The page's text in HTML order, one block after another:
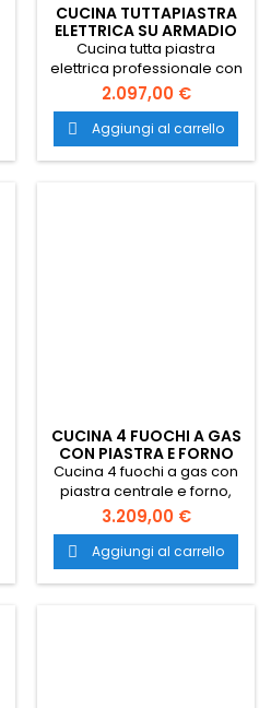
CUCINA TUTTAPIASTRA
ELETTRICA SU ARMADIO
APERTO
Cucina tutta piastra
elettrica professionale con
dimensioni 70x71,4x85 cm.
Dotato di una piastra
elettrica da 9 kW su
armadio aperto. Trasporto
gratuito in tutta Italia.
2.097,00 €
 Aggiungi al carrello
CUCINA 4 FUOCHI A GAS
CON PIASTRA E FORNO
Cucina 4 fuochi a gas con
piastra centrale e forno,
dimensioni 110x71,4x85 cm e
forno dim. 56x63x30 cm.
Piano cottura professionale
disponibile con piastra
centrale e quattro fuochi
3.209,00 €
 Aggiungi al carrello